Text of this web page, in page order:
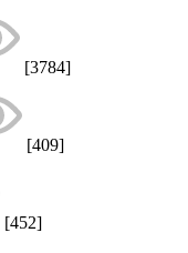
[3784]
[409]
[452]